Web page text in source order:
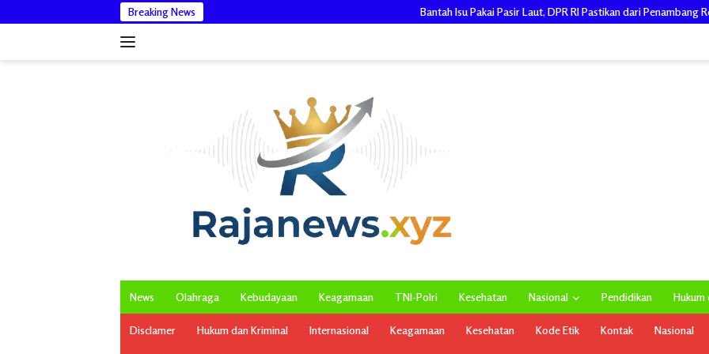
ke
Breaking News Bantah Isu Pakai Pasir Laut, DPR RI Pastikan dari Penambang Resmi, Proyek Pengaman
News Olahraga Kebudayaan Keagamaan TNI-Polri Kesehatan Nasional Pendidikan Hukum
Disclamer Hukum dan Kriminal Internasional Keagamaan Kesehatan Kode Etik Kontak Nasional